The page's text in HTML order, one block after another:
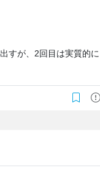
すが、2回目は実質的に